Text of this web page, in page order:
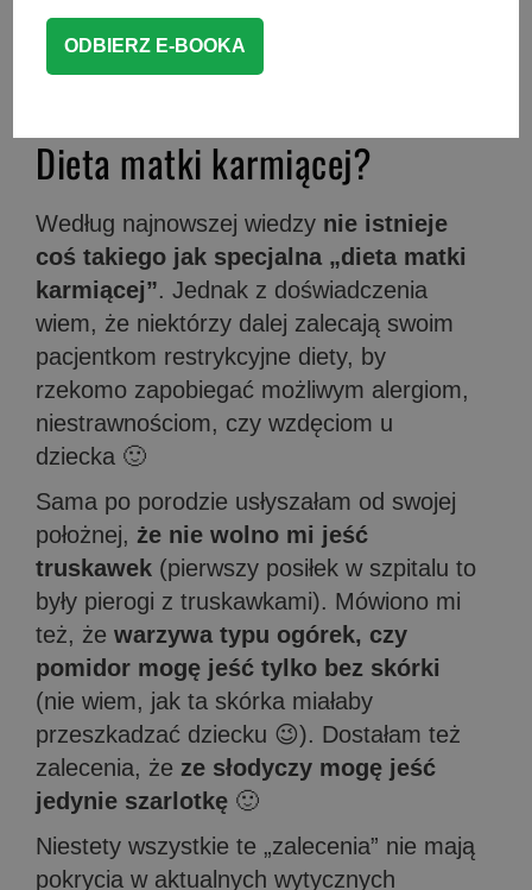
karmiącejorazco można jeść podczas
karmienia piersią.
Dieta matki karmiącej?
Według najnowszej wiedzy nie istnieje
coś takiego jak specjalna „dieta matki
karmiącej”. Jednak z doświadczenia
wiem, że niektórzy dalej zalecają swoim
pacjentkom restrykcyjne diety, by
rzekomo zapobiegać możliwym alergiom,
niestrawnościom, czy wzdęciom u
dziecka 🙂
Sama po porodzie usłyszałam od swojej
położnej, że nie wolno mi jeść
truskawek (pierwszy posiłek w szpitalu to
były pierogi z truskawkami). Mówiono mi
też, że warzywa typu ogórek, czy
pomidor mogę jeść tylko bez skórki
(nie wiem, jak ta skórka miałaby
przeszkadzać dziecku 😉). Dostałam też
zalecenia, że ze słodyczy mogę jeść
jedynie szarlotkę 🙂
Niestety wszystkie te „zalecenia” nie mają
pokrycia w aktualnych wytycznych